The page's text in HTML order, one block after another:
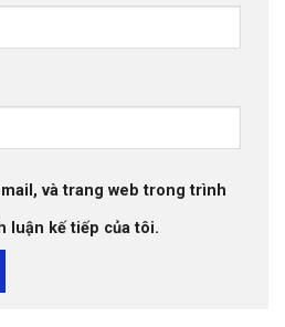
và trang web trong trình
luận kế tiếp của tôi.